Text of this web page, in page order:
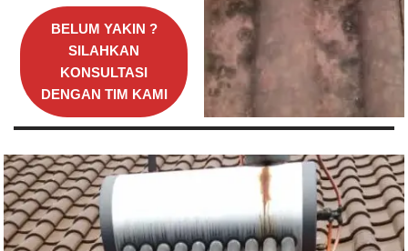
BELUM YAKIN ?
SILAHKAN
KONSULTASI
DENGAN TIM KAMI